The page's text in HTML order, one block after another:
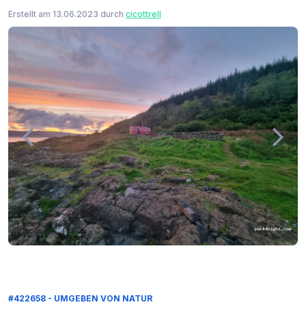
Erstellt am 13.06.2023 durch cicottrell
#422658 - UMGEBEN VON NATUR